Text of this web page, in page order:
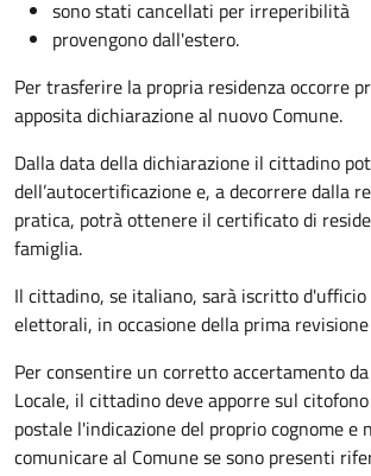
sono stati cancellati per irreperibilità
provengono dall'estero.
Per trasferire la propria residenza occorre
appositadichiarazione al nuovo Comune.
Dalla data della dichiarazione il cittadino
dell’autocertificazione e, a decorrere dalla
pratica, potrà ottenere il certificato di
famiglia.
Il cittadino, se italiano, sarà iscritto d'ufficio
elettorali, in occasione della prima
Per consentire un corretto accertamento
Locale, il cittadino deve apporre sul
postale l'indicazione del proprio cognome e
comunicare al Comune se sono presenti